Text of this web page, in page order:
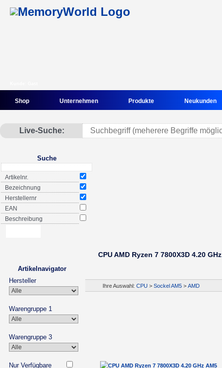
Shop Unternehmen Produkte Neukunden
Live-Suche:
Suche
Artikelnr.
Bezeichnung
Herstellernr
EAN
Beschreibung
Artikelnavigator
Hersteller
Warengruppe 1
Warengruppe 3
Nur Verfügbare
CPU AMD Ryzen 7 7800X3D 4.20
Ihre Auswahl: CPU > Sockel AM5 > AMD